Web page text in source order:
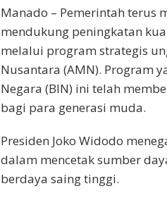
Manado – Pemerintah terus
mendukung peningkatan
melalui program strategis
Nusantara (AMN). Program
Negara (BIN) ini telah
bagi para generasi muda.
Presiden Joko Widodo
dalam mencetak sumber
berdaya saing tinggi.